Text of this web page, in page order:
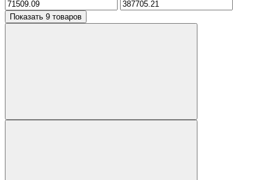
Показать 9 товаров